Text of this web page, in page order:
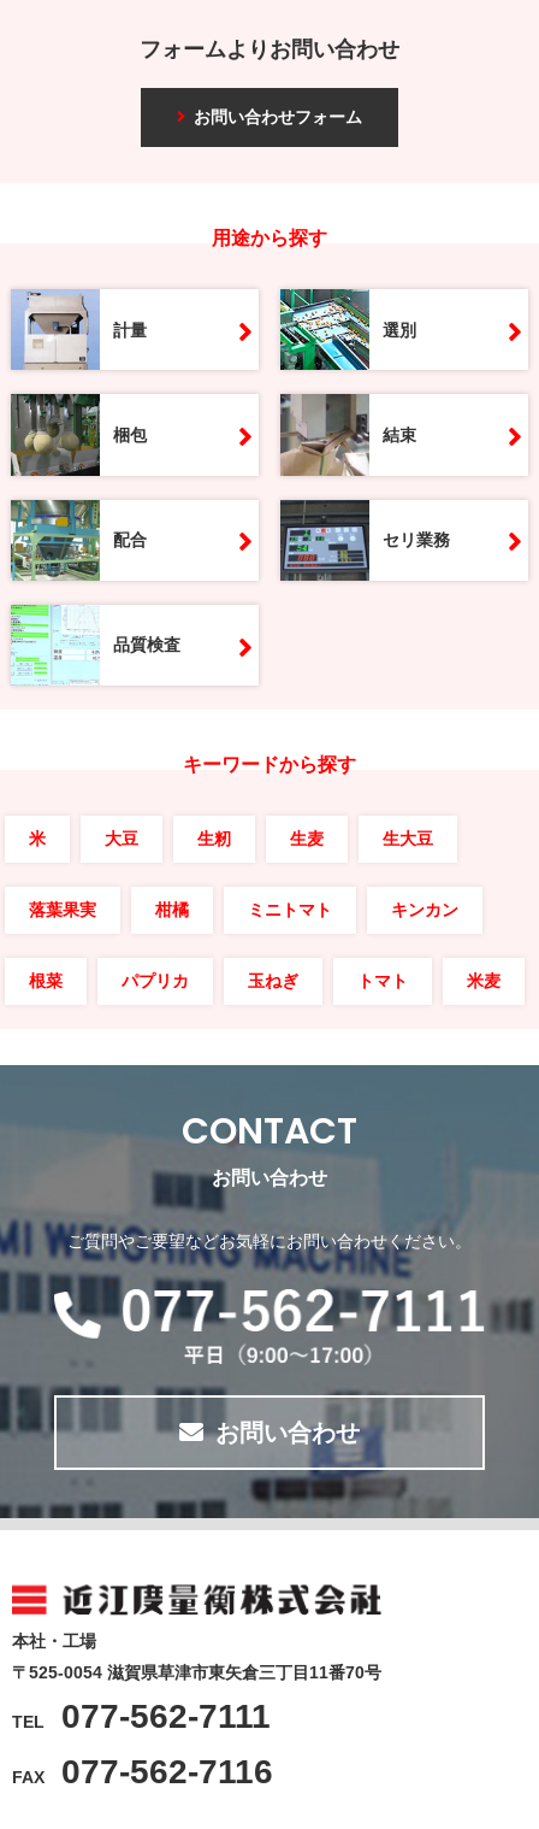
フォームよりお問い合わせ
お問い合わせフォーム
用途から探す
計量 選別
梱包 結束
配合 セリ業務
品質検査
キーワードから探す
米 大豆 生籾 生麦 生大豆
落葉果実 柑橘 ミニトマト キンカン
根菜 パプリカ 玉ねぎ トマト 米麦
CONTACT
お問い合わせ
ご質問やご要望などお気軽にお問い合わせください。
お問い合わせ
本社・工場
〒525-0054 滋賀県草津市東矢倉三丁目11番70号
TEL 077-562-7111
FAX 077-562-7116